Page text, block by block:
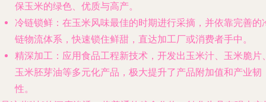
保玉米的绿色、优质与高产。
冷链锁鲜 ：在玉米风味最佳的时期进行采摘，并依靠完善的
链物流体系，快速锁住鲜甜，直达加工厂或消费者手中。
精深加工 ：应用食品工程新技术，开发出玉米汁、玉米脆片
玉米胚芽油等多元化产品，极大提升了产品附加值和产业韧
性。